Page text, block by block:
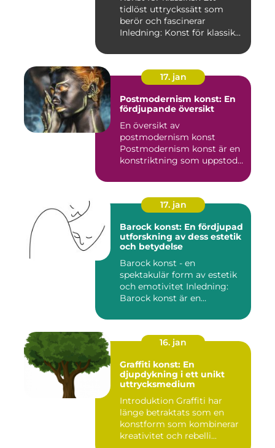
tidlöst uttryckssätt som
berör och fascinerar
Inledning: Konst för klassik...
17. jan
Postmodernism konst: En
fördjupande översikt
En översikt av
postmodernism konst
Postmodernism konst är en
konstriktning som uppstod
17. jan
Barock konst: En fördjupad
utforskning av dess estetik
och betydelse
Barock konst - en
spektakulär form av estetik
och emotivitet Inledning:
Barock konst är en
16. jan
Graffiti konst: En
djupdykning i ett unikt
uttrycksmedium
Introduktion Graffiti har
länge betraktats som en
konstform som kombinerar
kreativitet och rebelli...